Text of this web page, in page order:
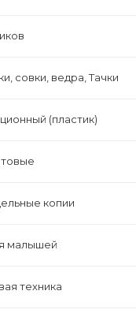
совки, ведра, Тачки
(пластик)
копии
малышей
техника